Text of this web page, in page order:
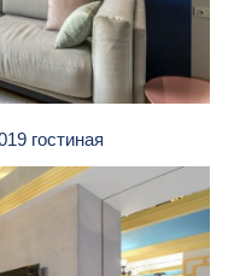
гостиная